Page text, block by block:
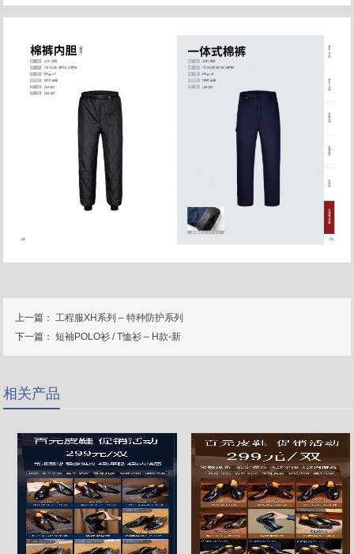
上一篇：工程服XH系列 – 特种防护系列
下一篇：短袖POLO衫 / T恤衫 – H款-新
相关产品